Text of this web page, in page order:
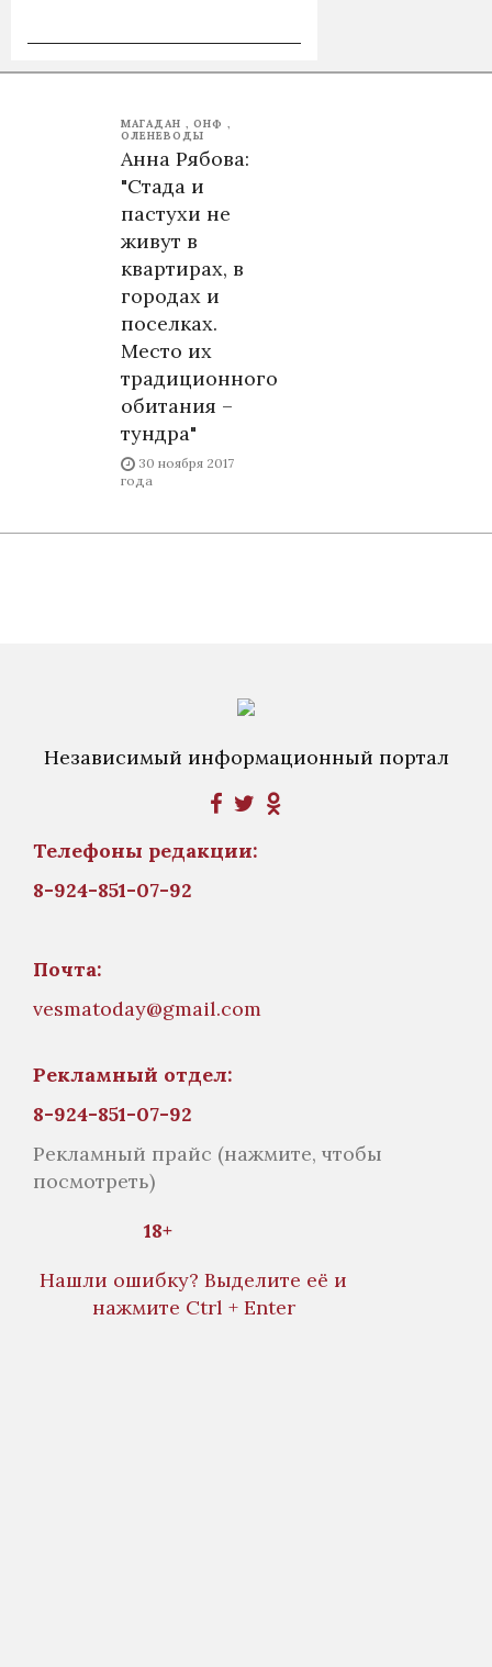
МАГАДАН
ОНФ
ОЛЕНЕВОДЫ
Анна Рябова:
"Стада и
пастухи не
живут в
квартирах, в
городах и
поселках.
Место их
традиционного
обитания –
тундра"
30 ноября 2017
года
Независимый информационный портал
Телефоны редакции:
8-924-851-07-92
Почта:
vesmatoday@gmail.com
Рекламный отдел:
8-924-851-07-92
Рекламный прайс (нажмите, чтобы
посмотреть)
18+
Нашли ошибку? Выделите её и
нажмите Ctrl + Enter